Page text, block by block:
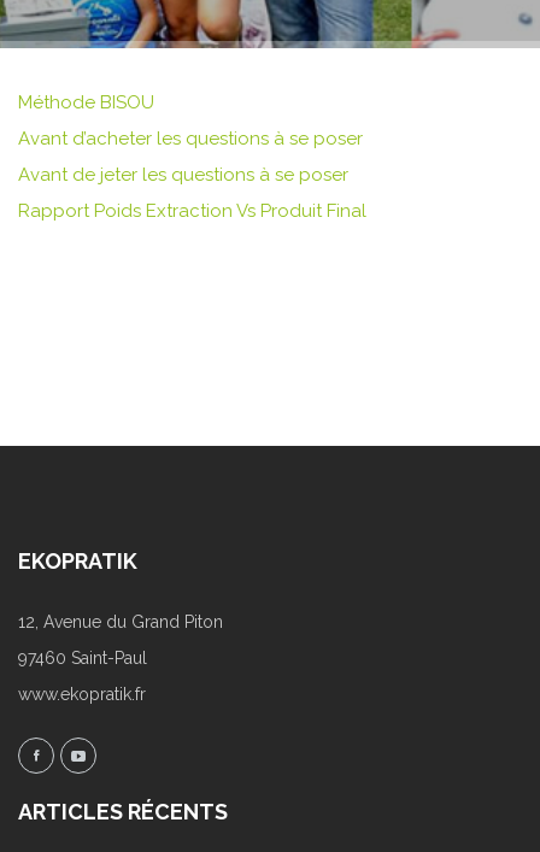
Méthode BISOU
Avant d’acheter les questions à se poser
Avant de jeter les questions à se poser
Rapport Poids Extraction Vs Produit Final
EKOPRATIK
12, Avenue du Grand Piton
97460 Saint-Paul
www.ekopratik.fr
ARTICLES RÉCENTS